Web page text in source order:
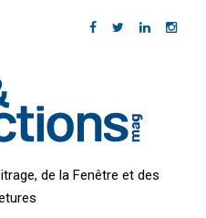
de la Fenêtre et des